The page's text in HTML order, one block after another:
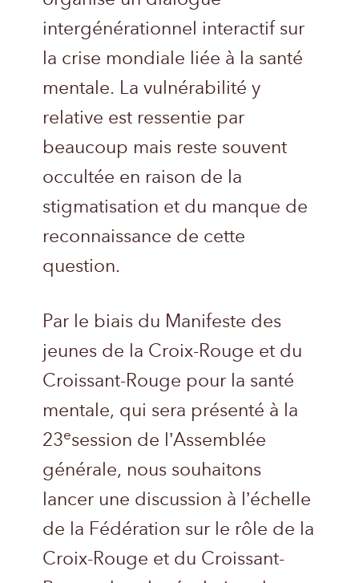
intergénérationnel interactif sur
la crise mondiale liée à la santé
mentale. La vulnérabilité y
relative est ressentie par
beaucoup mais reste souvent
occultée en raison de la
stigmatisation et du manque de
reconnaissance de cette
question.
Par le biais du Manifeste des
jeunes de la Croix-Rouge et du
Croissant-Rouge pour la santé
mentale, qui sera présenté à la
23esession de l’Assemblée
générale, nous souhaitons
lancer une discussion à l’échelle
de la Fédération sur le rôle de la
Croix-Rouge et du Croissant-